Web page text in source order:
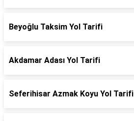
Beyoğlu Taksim Yol Tarifi
Akdamar Adası Yol Tarifi
Seferihisar Azmak Koyu Yol Tarifi